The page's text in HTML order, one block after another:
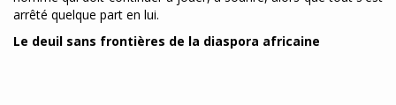
arrêté quelque part en lui.
Le deuil sans frontières de la diaspora africaine